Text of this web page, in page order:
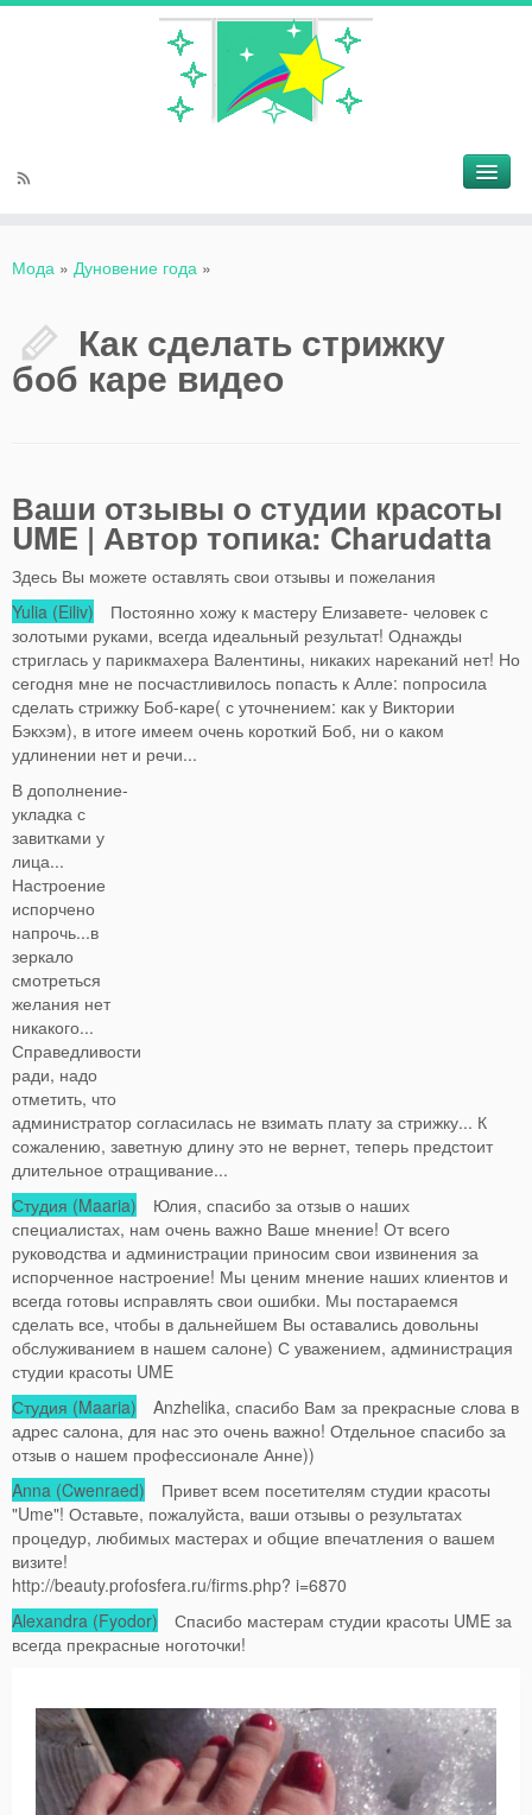
Мода » Дуновение года »
Как сделать стрижку
боб каре видео
Ваши отзывы о студии красоты
UME | Автор топика: Charudatta
Здесь Вы можете оставлять свои отзывы и пожелания
Yulia (Eiliv) Постоянно хожу к мастеру Елизавете- человек с
золотыми руками, всегда идеальный результат! Однажды
стриглась у парикмахера Валентины, никаких нареканий нет! Но
сегодня мне не посчастливилось попасть к Алле: попросила
сделать стрижку Боб-каре( с уточнением: как у Виктории
Бэкхэм), в итоге имеем очень короткий Боб, ни о каком
удлинении нет и речи...
В дополнение-
укладка с
завитками у
лица...
Настроение
испорчено
напрочь...в
зеркало
смотреться
желания нет
никакого...
Справедливости
ради, надо
отметить, что
администратор согласилась не взимать плату за стрижку... К
сожалению, заветную длину это не вернет, теперь предстоит
длительное отращивание...
Студия (Maaria) Юлия, спасибо за отзыв о наших
специалистах, нам очень важно Ваше мнение! От всего
руководства и администрации приносим свои извинения за
испорченное настроение! Мы ценим мнение наших клиентов и
всегда готовы исправлять свои ошибки. Мы постараемся
сделать все, чтобы в дальнейшем Вы оставались довольны
обслуживанием в нашем салоне) С уважением, администрация
студии красоты UME
Студия (Maaria) Anzhelika, спасибо Вам за прекрасные слова в
адрес салона, для нас это очень важно! Отдельное спасибо за
отзыв о нашем профессионале Анне))
Anna (Cwenraed) Привет всем посетителям студии красоты
"Ume"! Оставьте, пожалуйста, ваши отзывы о результатах
процедур, любимых мастерах и общие впечатления о вашем
визите!
http://beauty.profosfera.ru/firms.php? i=6870
Alexandra (Fyodor) Спасибо мастерам студии красоты UME за
всегда прекрасные ноготочки!